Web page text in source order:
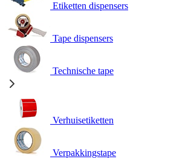
Etiketten dispensers
Tape dispensers
Technische tape
Verhuisetiketten
Verpakkingstape